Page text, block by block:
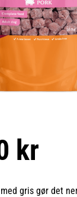
kr
gris gør det